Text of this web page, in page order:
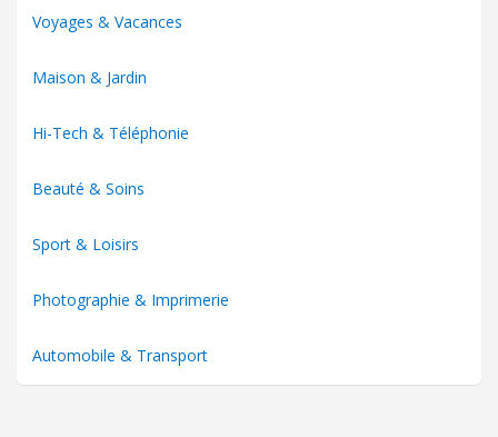
Voyages & Vacances
Maison & Jardin
Hi-Tech & Téléphonie
Beauté & Soins
Sport & Loisirs
Photographie & Imprimerie
Automobile & Transport